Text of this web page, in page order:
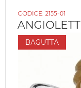
CODICE: 2155-01
BAGUTTA